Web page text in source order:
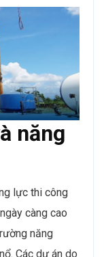
năng
lực thi công
càng cao
năng
Các dự án do